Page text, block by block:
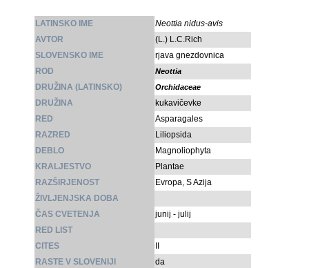
LATINSKO IME
Neottia nidus-avis
AVTOR
(L.) L.C.Rich
SLOVENSKO IME
rjava gnezdovnica
ROD
Neottia
DRUŽINA (LATINSKO) Orchidaceae
DRUŽINA
kukavičevke
RED
Asparagales
RAZRED
Liliopsida
DEBLO
Magnoliophyta
KRALJESTVO
Plantae
RAZŠIRJENOST
Evropa, S Azija
ŽIVLJENJSKA DOBA
ČAS CVETENJA
junij - julij
RED LIST
CITES
RASTE V SLOVENIJI
da